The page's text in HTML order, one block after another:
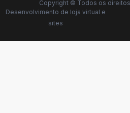
Copyright © Todos os
Desenvolvimento de loja virtual e
sites